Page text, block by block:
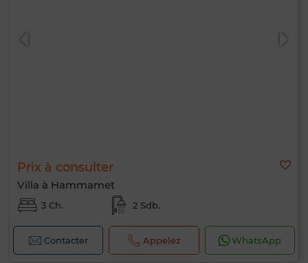
Prix à consulter
Villa à Hammamet
3 Ch. 2 Sdb.
Contacter Appelez WhatsApp